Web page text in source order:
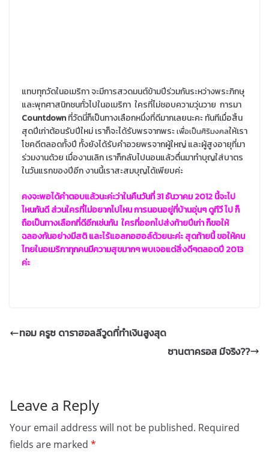
แทบทุกวัดในอเมริกา จะมีการสวดมนต์ข้ามปีร่วมกันระหว่างพระภิกษุ
และพุทศาสนิกชนทั่วไปในอเมริกา ใครที่ไม่ชอบความวุ่นวาย การมา
Countdownที่วัดนี่ก็เป็นทางเลือกหนึ่งที่ดีมากเลยนะคะ ทันทีเมื่อสิ้น
สุดปีเก่าต้อนรับปีใหม่ เราก็จะได้รับพรจากพระเพื่อเป็นศิริมงคลให้เรา
โชคดีตลอดทั้งปี ทั้งยังได้รับคำอวยพรจากผู้ใหญ่ และผู้สูงอายุที่มา
ร่วมงานด้วย เมื่องานเลิก เราก็กลับไปนอนแล้วตื่นมาทำบุญใส่บาตร
ในวันแรกของปีอีก งานนี้เราสะสมบุญได้เพียบค่ะ
คงจะพอได้คำตอบแล้วนะค่ะว่าในคืนวันที่ 31 ธันวาคม 2012 นี้จะไป
ไหนกันดี ส่วนใครที่ไม่อยากไปไหน การนอนอยู่ที่บ้านอุ่นๆ ดูทีวี ไป ก็
ถือเป็นทางเลือกที่ดีอีกเช่นกัน ใครที่ออกไปส่งท้ายปีเก่า ก็ขอให้
ฉลองกันอย่างมีสติ และไร้แอลกอฮอล์ด้วยนะค่ะ สุดท้ายนี้ ขอให้คน
ไทยในอเมริกาทุกคนมีความสุขมากๆ พบเจอแต่สิ่งดีๆตลอดปี 2013
ค่ะ
ทอม ครูซ ดาราฮอลลีวูดที่ทำเงินสูงสุด
ซานตาครอส มีจริง??
Leave a Reply
Your email address will not be published. Required
fields are marked *